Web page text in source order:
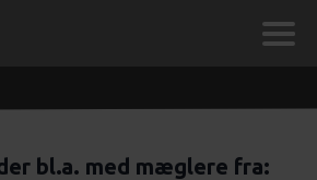
bl.a. med mæglere fra: